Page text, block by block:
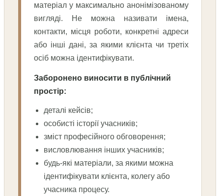
матеріал у максимально анонімізованому
вигляді. Не можна називати імена,
контакти, місця роботи, конкретні адреси
або інші дані, за якими клієнта чи третіх
осіб можна ідентифікувати.
Заборонено виносити в публічний
простір:
деталі кейсів;
особисті історії учасників;
зміст професійного обговорення;
висловлювання інших учасників;
будь-які матеріали, за якими можна
ідентифікувати клієнта, колегу або
учасника процесу.